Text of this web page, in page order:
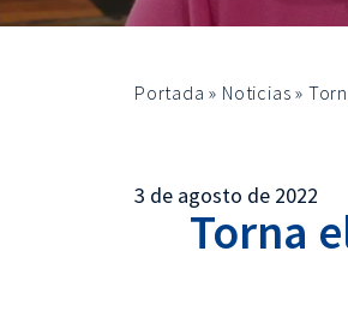
Portada » Noticias »
3 de agosto de 2022
Torna